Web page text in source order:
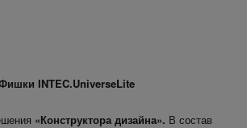
INTEC.UniverseLite
«Конструктора дизайна». В состав